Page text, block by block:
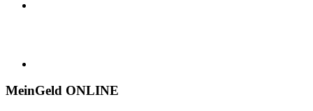
MeinGeld ONLINE